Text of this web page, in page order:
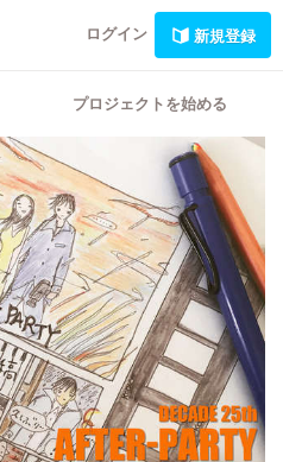
ログイン 新規登録
プロジェクトを始める